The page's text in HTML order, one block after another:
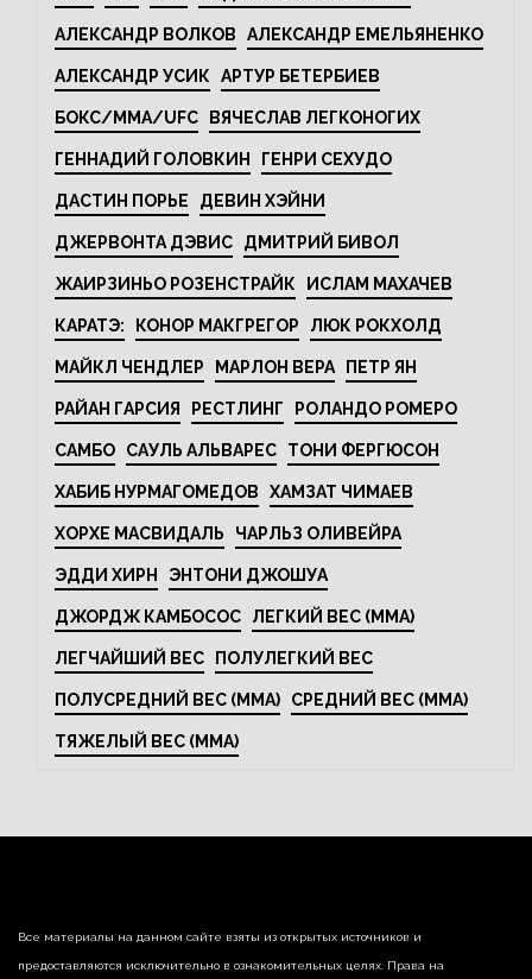
АЛЕКСАНДР ВОЛКОВ АЛЕКСАНДР ЕМЕЛЬЯНЕНКО
АЛЕКСАНДР УСИК АРТУР БЕТЕРБИЕВ
БОКС/MMA/UFC ВЯЧЕСЛАВ ЛЕГКОНОГИХ
ГЕННАДИЙ ГОЛОВКИН ГЕНРИ СЕХУДО
ДАСТИН ПОРЬЕ ДЕВИН ХЭЙНИ
ДЖЕРВОНТА ДЭВИС ДМИТРИЙ БИВОЛ
ЖАИРЗИНЬО РОЗЕНСТРАЙК ИСЛАМ МАХАЧЕВ
КАРАТЭ: КОНОР МАКГРЕГОР ЛЮК РОКХОЛД
МАЙКЛ ЧЕНДЛЕР МАРЛОН ВЕРА ПЕТР ЯН
РАЙАН ГАРСИЯ РЕСТЛИНГ РОЛАНДО РОМЕРО
САМБО САУЛЬ АЛЬВАРЕС ТОНИ ФЕРГЮСОН
ХАБИБ НУРМАГОМЕДОВ ХАМЗАТ ЧИМАЕВ
ХОРХЕ МАСВИДАЛЬ ЧАРЛЬЗ ОЛИВЕЙРА
ЭДДИ ХИРН ЭНТОНИ ДЖОШУА
ДЖОРДЖ КАМБОСОС ЛЕГКИЙ ВЕС (MMA)
ЛЕГЧАЙШИЙ ВЕС ПОЛУЛЕГКИЙ ВЕС
ПОЛУСРЕДНИЙ ВЕС (MMA) СРЕДНИЙ ВЕС (MMA)
ТЯЖЕЛЫЙ ВЕС (MMA)
Все материалы на данном сайте взяты из открытых источников и
предоставляются исключительно в ознакомительных целях. Права на